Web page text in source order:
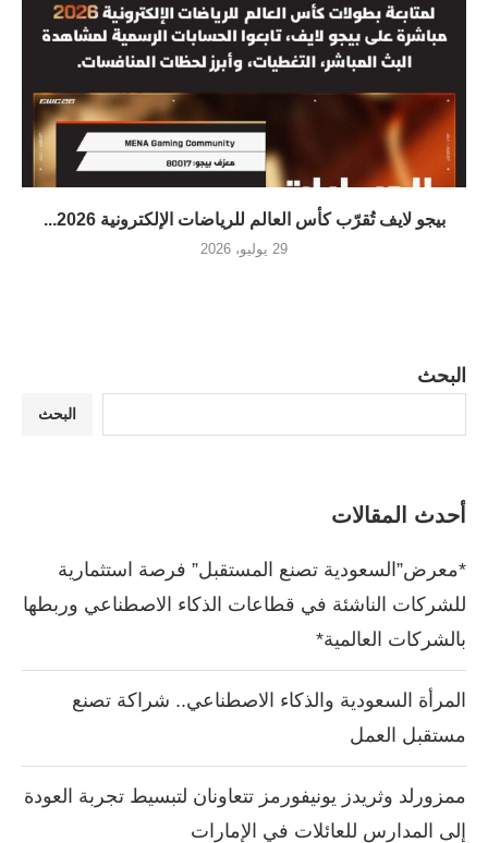
بيجو لايف تُقرّب كأس العالم للرياضات الإلكترونية 2026...
29 يوليو، 2026
البحث
البحث
أحدث المقالات
*معرض”السعودية تصنع المستقبل” فرصة استثمارية
للشركات الناشئة في قطاعات الذكاء الاصطناعي وربطها
بالشركات العالمية*
المرأة السعودية والذكاء الاصطناعي.. شراكة تصنع
مستقبل العمل
ممزورلد وثريدز يونيفورمز تتعاونان لتبسيط تجربة العودة
إلى المدارس للعائلات في الإمارات